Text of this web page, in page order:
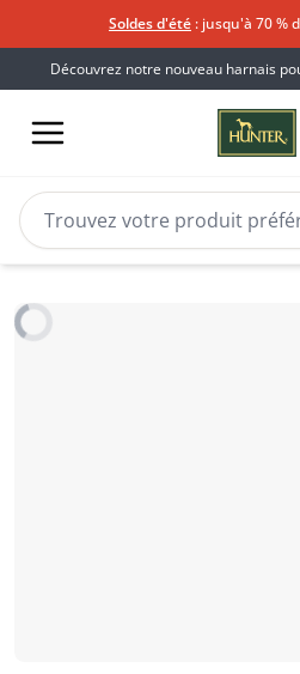
Soldes d'été : jusqu'à 70 %
Découvrez notre nouveau harnais